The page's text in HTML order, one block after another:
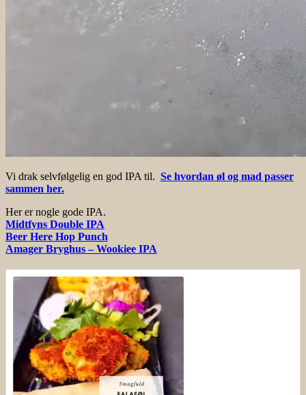
Vi drak selvfølgelig en god IPA til. Se hvordan øl og mad passer
sammen her.
Her er nogle gode IPA.
Midtfyns Double IPA
Beer Here Hop Punch
Amager Bryghus – Wookiee IPA